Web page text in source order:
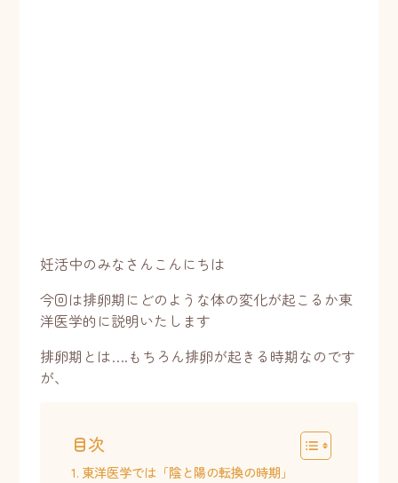
妊活中のみなさんこんにちは
今回は排卵期にどのような体の変化が起こるか東
洋医学的に説明いたします
排卵期とは….もちろん排卵が起きる時期なのです
が、
目次
東洋医学では「陰と陽の転換の時期」